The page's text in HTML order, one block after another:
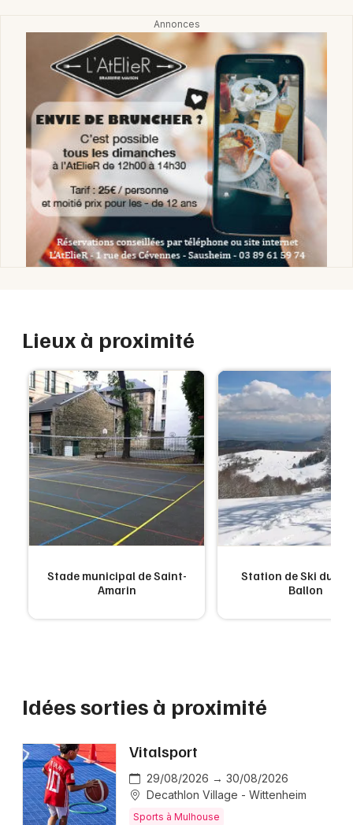
Lieux à proximité
Stade municipal de Saint-
Amarin
Station de Ski du
Ballon
Idées sorties à proximité
Vitalsport
29/08/2026 → 30/08/2026
Decathlon Village - Wittenheim
Sports à Mulhouse